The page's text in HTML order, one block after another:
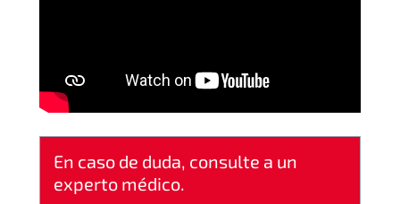
En caso de duda, consulte a un
experto médico.